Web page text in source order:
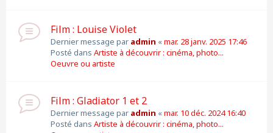
Film : Louise Violet
Dernier message par admin «mar. 28 janv. 2025 17:46
Posté dans Artiste à découvrir : cinéma, photo...
Oeuvre ou artiste
Film : Gladiator 1 et 2
Dernier message par admin «mar. 10 déc. 2024 16:40
Posté dans Artiste à découvrir : cinéma, photo...